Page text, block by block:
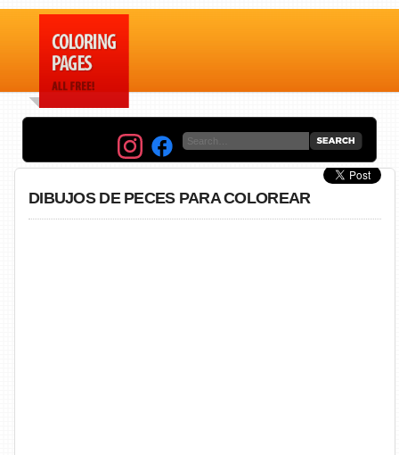
DIBUJOS DE PECES PARA COLOREAR